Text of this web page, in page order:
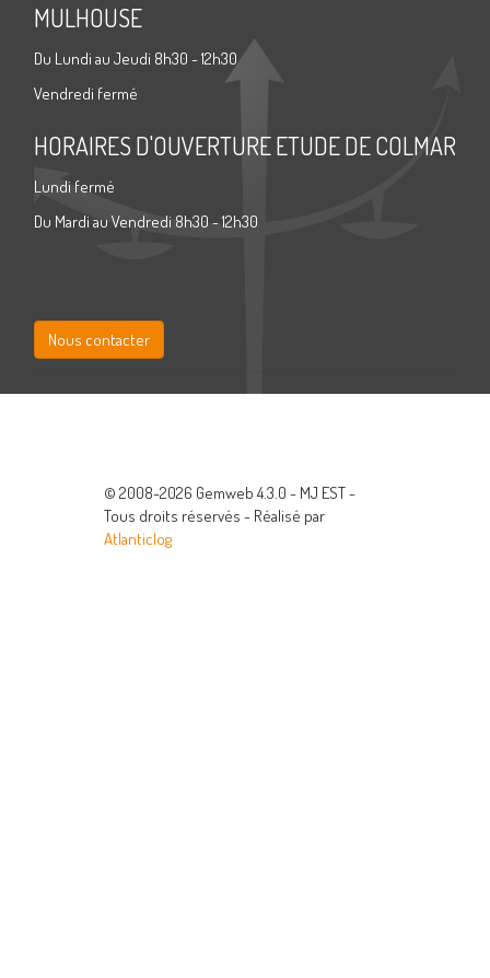
MULHOUSE
Du Lundi au Jeudi 8h30 - 12h30
Vendredi fermé
HORAIRES D'OUVERTURE ETUDE DE COLMAR
Lundi fermé
Du Mardi au Vendredi 8h30 - 12h30
Nous contacter
© 2008-2026 Gemweb 4.3.0 - MJ EST -
Tous droits réservés - Réalisé par
Atlanticlog